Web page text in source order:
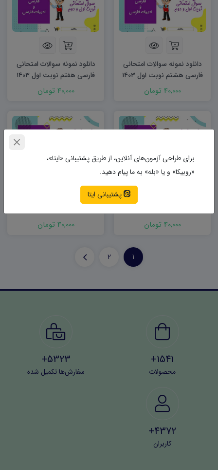
دانلود نمونه سوالات امتحانی
فارسی هشتم نوبت اول ۱۴۰۳
word40,000 تومان
دانلود نمونه سوالات امتحانی
فارسی هفتم نوبت اول ۱۴۰۳
word40,000 تومان
دانلود نمونه سوالات امتحانی
(نوبت دوم)
40,000 تومان
دانلود نمونه سوالات امتحانی
دوم)40,000 تومان
1
2
1541+
محصولات
5323+
سفارش‌ها تکمیل شده
4372+
کاربران
برای طراحی آزمون‌های آنلاین، از طریق پشتیبانی «ایتا»،
«روبیکا» و یا «بله» به ما پیام دهید.
پشتیبانی ایتا